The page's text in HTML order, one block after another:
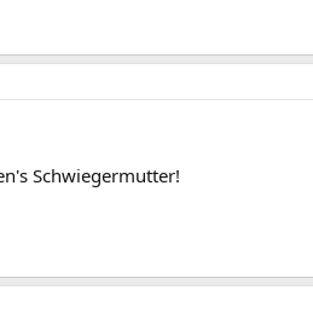
Schwiegermutter!